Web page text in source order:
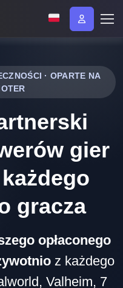
· OPARTE NA
gier
gracza
opłaconego
z każdego
Valheim, 7